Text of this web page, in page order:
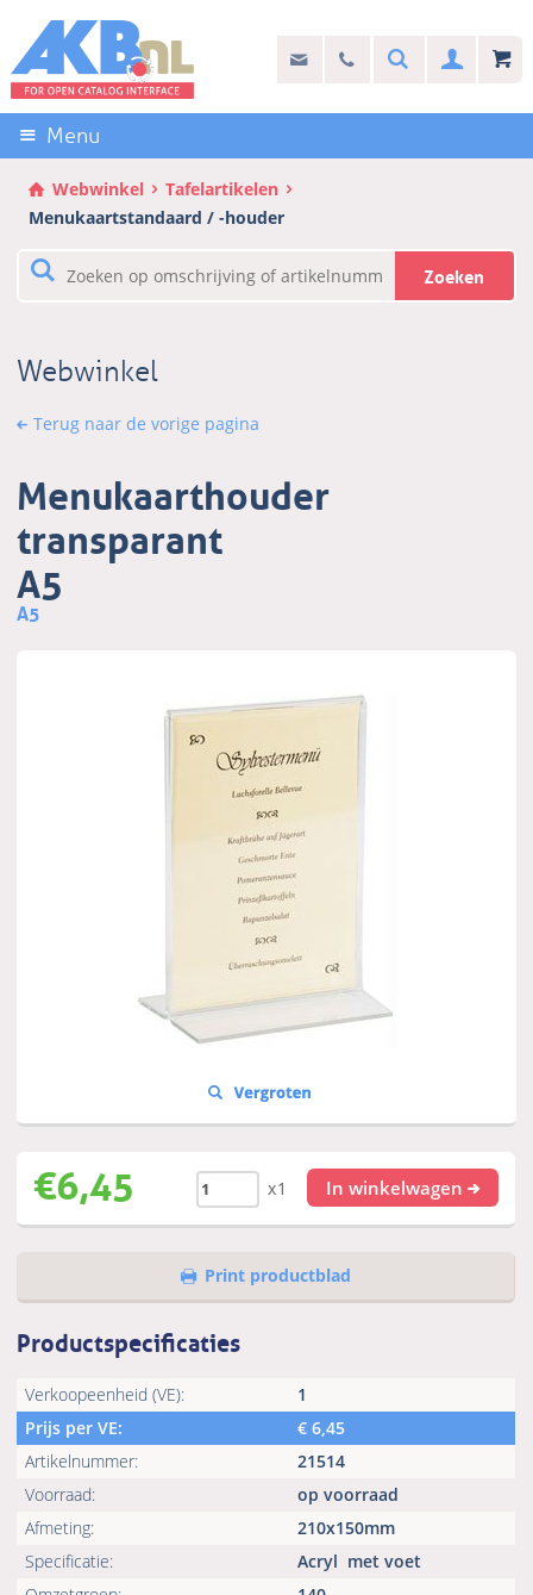
links
over
Direct
naar
de
inhoud
Direct
het
info@akb.nl
Stel uw vraag
030 69 50 814Search
Menu
Webwinkel
Tafelartikelen
Menukaartstandaard / -houder
Zoeken
Webwinkel
Terug naar de vorige pagina
Menukaarthouder
transparant
A5
A5
€6,45 x1 In winkelwagen
Print productblad
Productspecificaties
Verkoopeenheid (VE):
1
Prijs per VE:
€6,45
Artikelnummer:
21514
Voorraad:
op voorraad
Afmeting:
210x150mm
Specificatie:
Acryl met voet